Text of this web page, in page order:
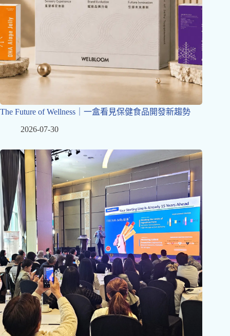
The Future of Wellness｜一盒看見保健食品開發新趨勢
2026-07-30